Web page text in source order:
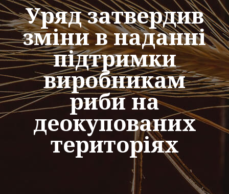
Уряд затвердив
зміни в наданні
підтримки
виробникам
риби на
деокупованих
територіях